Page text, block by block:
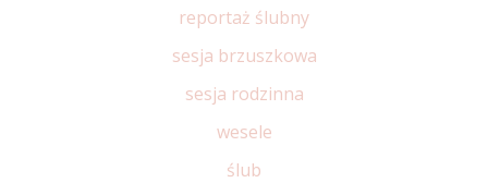
reportaż ślubny
sesja brzuszkowa
sesja rodzinna
wesele
ślub